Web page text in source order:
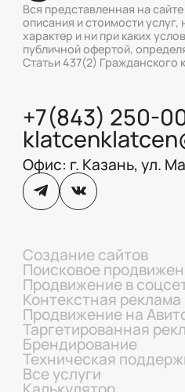
Вся представленная на
описания и стоимости
характер и ни при каких
публичной офертой,
Статьи 437(2) Гражданского
+7(843) 250-
Офис: г. Казань, ул.
Создание сайтов
Поисковое
Продвижение в
Контекстная реклама
Продвижение на
Таргетированная
Брендирование
Техническая
Все услуги